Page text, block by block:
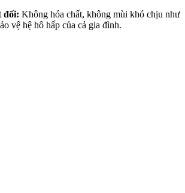
đối: Không hó‌a chấ‌t, không mùi khó chịu như
vệ hệ hô hấp của cả gia đình.